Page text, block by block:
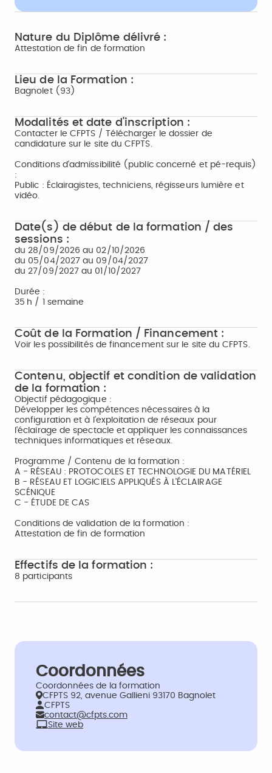
Nature du Diplôme délivré :
Attestation de fin de formation
Lieu de la Formation :
Bagnolet (93)
Modalités et date d'inscription :
Contacter le CFPTS / Télécharger le dossier de
candidature sur le site du CFPTS.
Conditions d'admissibilité (public concerné et pé-requis)
:
Public : Éclairagistes, techniciens, régisseurs lumière et
vidéo.
Date(s) de début de la formation / des
sessions :
du 28/09/2026 au 02/10/2026
du 05/04/2027 au 09/04/2027
du 27/09/2027 au 01/10/2027
Durée :
35 h / 1 semaine
Coût de la Formation / Financement :
Voir les possibilités de financement sur le site du CFPTS.
Contenu, objectif et condition de validation
de la formation :
Objectif pédagogique :
Développer les compétences nécessaires à la
configuration et à l’exploitation de réseaux pour
l’éclairage de spectacle et appliquer les connaissances
techniques informatiques et réseaux.
Programme / Contenu de la formation :
A - RÉSEAU : PROTOCOLES ET TECHNOLOGIE DU MATÉRIEL
B - RÉSEAU ET LOGICIELS APPLIQUÉS À L’ÉCLAIRAGE
SCÉNIQUE
C - ÉTUDE DE CAS
Conditions de validation de la formation :
Attestation de fin de formation
Effectifs de la formation :
8 participants
Coordonnées
Coordonnées de la formation
CFPTS 92, avenue Gallieni 93170 Bagnolet
CFPTS
contact@cfpts.com
Site web